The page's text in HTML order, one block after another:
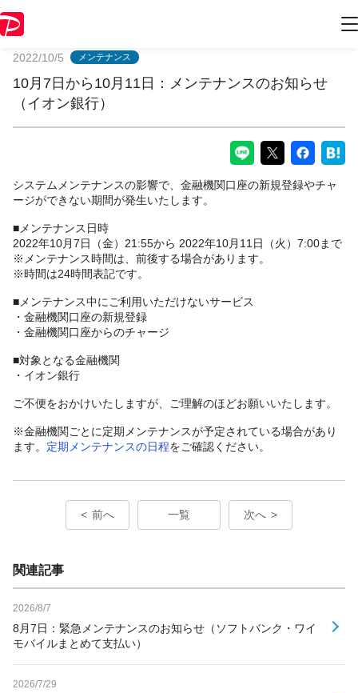
2022/10/5 メンテナンス
10月7日から10月11日：メンテナンスのお知らせ
（イオン銀行）
システムメンテナンスの影響で、金融機関口座の新規登録やチャ
ージができない期間が発生いたします。
■メンテナンス日時
2022年10月7日（金）21:55から 2022年10月11日（火）7:00まで
※メンテナンス時間は、前後する場合があります。
※時間は24時間表記です。
■メンテナンス中にご利用いただけないサービス
・金融機関口座の新規登録
・金融機関口座からのチャージ
■対象となる金融機関
・イオン銀行
ご不便をおかけいたしますが、ご理解のほどお願いいたします。
※金融機関ごとに定期メンテナンスが予定されている場合があり
ます。 定期メンテナンスの日程をご確認ください。
前へ 一覧 次へ
関連記事
2026/8/7
8月7日：緊急メンテナンスのお知らせ（ソフトバンク・ワイ
モバイルまとめて支払い）
2026/7/29